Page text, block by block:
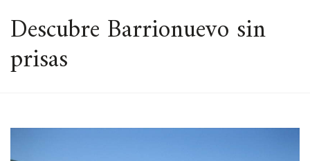
ESPACIO
Descubre Barrionuevo sin
prisas